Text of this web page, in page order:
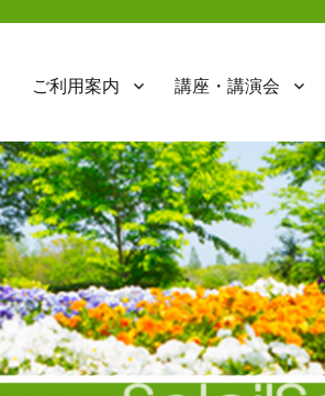
ご利用案内 講座・講演会